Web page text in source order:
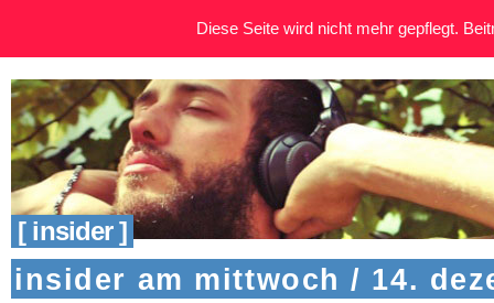
[ insider ]
insider am mittwoch / 14.
Diese Seite wird nicht mehr gepflegt.